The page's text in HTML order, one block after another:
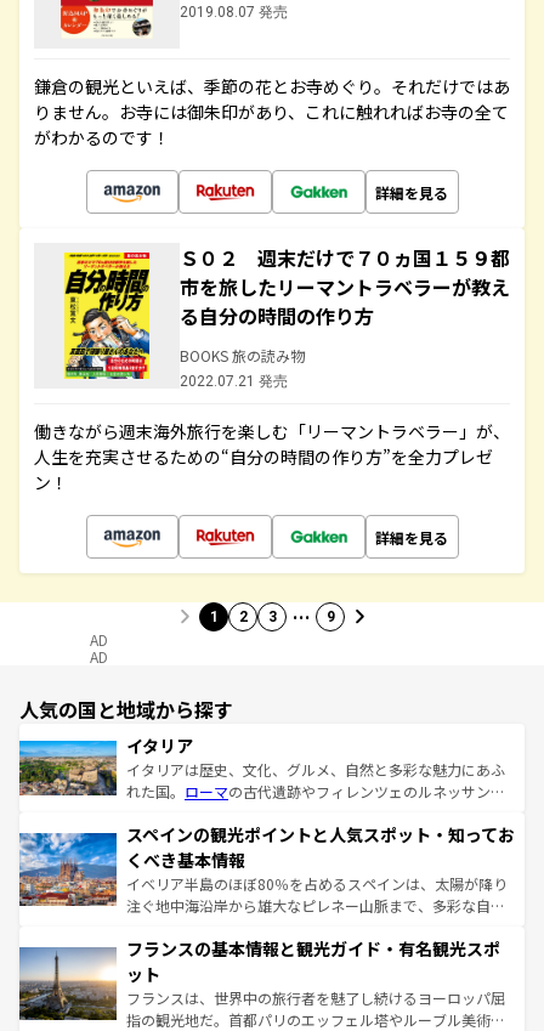
2019.08.07 発売
鎌倉の観光といえば、季節の花とお寺めぐり。それだけではあ
りません。お寺には御朱印があり、これに触れればお寺の全て
がわかるのです！
詳細を見る
Ｓ０２ 週末だけで７０ヵ国１５９都
市を旅したリーマントラベラーが教え
る自分の時間の作り方
BOOKS 旅の読み物
2022.07.21 発売
働きながら週末海外旅行を楽しむ「リーマントラベラー」が、
人生を充実させるための“自分の時間の作り方”を全力プレゼ
ン！
詳細を見る
1 2 3 … 9
AD
AD
人気の国と地域から探す
イタリア
イタリアは歴史、文化、グルメ、自然と多彩な魅力にあふ
れた国。 ローマの古代遺跡やフィレンツェのルネッサンス
ろん、トスカーナの美しい田園風景やアマルフィ海岸の絶
景など、自然景観も見逃せない。観光の合間には、本場の
ピザやパスタなど、絶品のイタリア料理を堪能することも
できる。朝目覚めてから夜眠るまで、すべての瞬間を楽し
なお、新着のイタリア情報はコンテンツ一覧を参照してほ
しい。
スペインの観光ポイントと人気スポット・知ってお
くべき基本情報
イベリア半島のほぼ80％を占めるスペインは、太陽が降り
注ぐ地中海沿岸から雄大なピレネー山脈まで、多彩な自然
文化が根付くこの国では、情熱的なフラメンコ、熱気あふ
れる闘牛、そして美味しいタパスが生活の一部となってい
る。首都マドリードの洗練された雰囲気や、バルセロナの
アートに溢れた街角から、地方では古代ローマ遺跡や中世
フランスの基本情報と観光ガイド・有名観光スポ
ット
フランスは、世界中の旅行者を魅了し続けるヨーロッパ屈
指の観光地だ。首都パリのエッフェル塔やルーブル美術館